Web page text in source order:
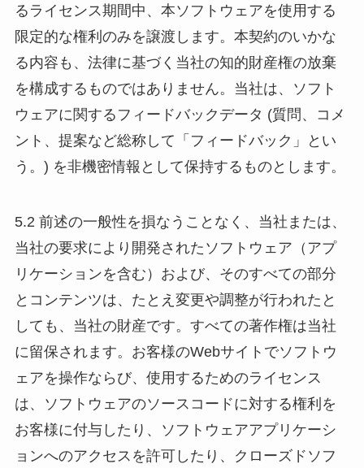
るライセンス期間中、本ソフトウェアを使用する
限定的な権利のみを譲渡します。本契約のいかな
る内容も、法律に基づく当社の知的財産権の放棄
を構成するものではありません。当社は、ソフト
ウェアに関するフィードバックデータ (質問、コメ
ント、提案など総称して「フィードバック」とい
う。) を非機密情報として保持するものとします。
5.2 前述の一般性を損なうことなく、当社または、
当社の要求により開発されたソフトウェア（アプ
リケーションを含む）および、そのすべての部分
とコンテンツは、たとえ変更や調整が行われたと
しても、当社の財産です。すべての著作権は当社
に留保されます。お客様のWebサイトでソフトウ
ェアを操作ならび、使用するためのライセンス
は、ソフトウェアのソースコードに対する権利を
お客様に付与したり、ソフトウェアアプリケーシ
ョンへのアクセスを許可したり、クローズドソフ